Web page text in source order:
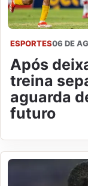
ESPORTES06 DE
Após
treina
aguarda
futuro